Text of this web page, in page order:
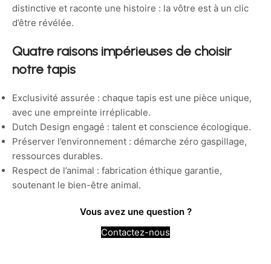
distinctive et raconte une histoire : la vôtre est à un clic
d’être révélée.
Quatre raisons impérieuses de choisir
notre tapis
Exclusivité assurée : chaque tapis est une pièce unique,
avec une empreinte irréplicable.
Dutch Design engagé : talent et conscience écologique.
Préserver l’environnement : démarche zéro gaspillage,
ressources durables.
Respect de l’animal : fabrication éthique garantie,
soutenant le bien-être animal.
Vous avez une question ?
Contactez-nous